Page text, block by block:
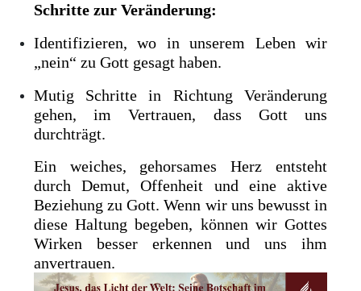
Schritte zur Veränderung:
Identifizieren, wo in unserem Leben wir
„nein“ zu Gott gesagt haben.
Mutig Schritte in Richtung Veränderung
gehen, im Vertrauen, dass Gott uns
durchträgt.
Ein weiches, gehorsames Herz entsteht
durch Demut, Offenheit und eine aktive
Beziehung zu Gott. Wenn wir uns bewusst in
diese Haltung begeben, können wir Gottes
Wirken besser erkennen und uns ihm
anvertrauen.